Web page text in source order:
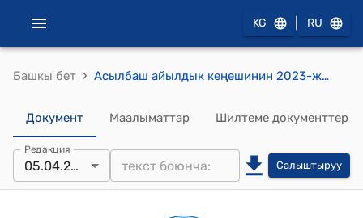
KG RU
Башкы бет › Асылбаш айылдык кеңешинин 2023-жылдын 5-апрелиндеги № 4/4 "Жайыт тарифи боюнча" токтому
Документ Маалыматтар Шилтеме документтер
Редакция
05.04.2023 Салыштыруу